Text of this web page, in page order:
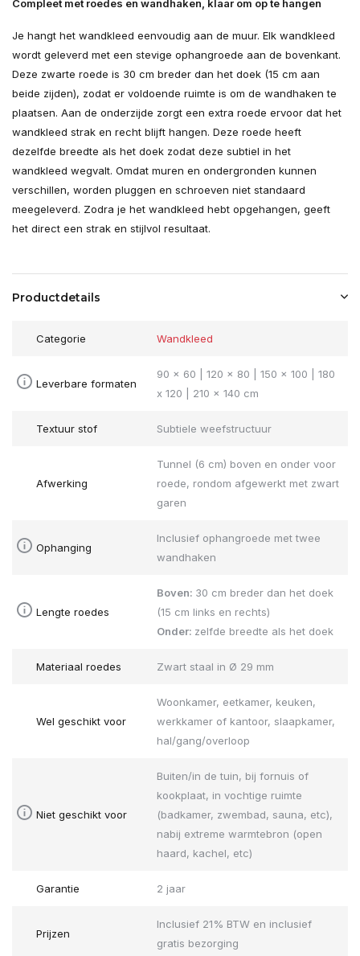
Compleet met roedes en wandhaken, klaar om op te hangen
Je hangt het wandkleed eenvoudig aan de muur. Elk wandkleed
wordt geleverd met een stevige ophangroede aan de bovenkant.
Deze zwarte roede is 30 cm breder dan het doek (15 cm aan
beide zijden), zodat er voldoende ruimte is om de wandhaken te
plaatsen. Aan de onderzijde zorgt een extra roede ervoor dat het
wandkleed strak en recht blijft hangen. Deze roede heeft
dezelfde breedte als het doek zodat deze subtiel in het
wandkleed wegvalt. Omdat muren en ondergronden kunnen
verschillen, worden pluggen en schroeven niet standaard
meegeleverd. Zodra je het wandkleed hebt opgehangen, geeft
het direct een strak en stijlvol resultaat.
Productdetails
Categorie Wandkleed
Leverbare formaten
90 x 60 | 120 x 80 | 150 x 100 | 180
x 120 | 210 x 140 cm
Textuur stof Subtiele weefstructuur
Afwerking
Tunnel (6 cm) boven en onder voor
roede, rondom afgewerkt met zwart
garen
Ophanging
Inclusief ophangroede met twee
wandhaken
Lengte roedes
Boven: 30 cm breder dan het doek
(15 cm links en rechts)
Onder: zelfde breedte als het doek
Materiaal roedes Zwart staal in Ø 29 mm
Wel geschikt voor
Woonkamer, eetkamer, keuken,
werkkamer of kantoor, slaapkamer,
hal/gang/overloop
Niet geschikt voor
Buiten/in de tuin, bij fornuis of
kookplaat, in vochtige ruimte
(badkamer, zwembad, sauna, etc),
nabij extreme warmtebron (open
haard, kachel, etc)
Garantie 2 jaar
Prijzen
Inclusief 21% BTW en inclusief
gratis bezorging